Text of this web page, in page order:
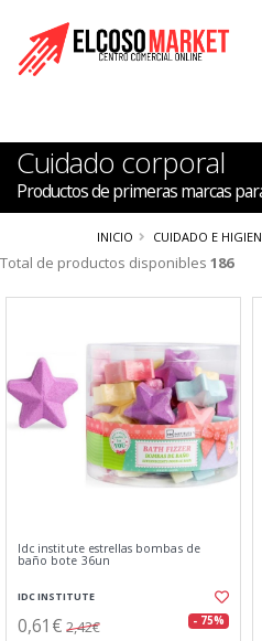
Cuidado corporal
Productos de primeras marcas
INICIO CUIDADO E
Total de productos disponibles 186
Idc institute estrellas bombas de
baño bote 36un
IDC INSTITUTE
0,61€ 2,42€ - 75%